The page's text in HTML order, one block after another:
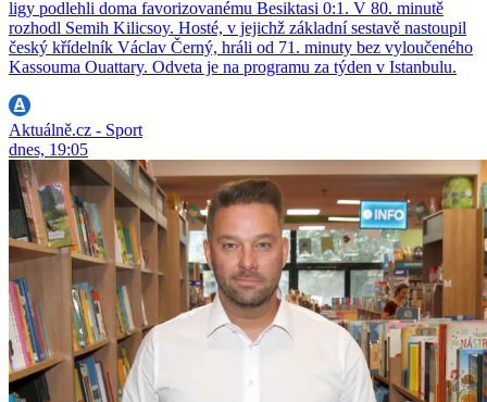
ligy podlehli doma favorizovanému Besiktasi 0:1. V 80. minutě
rozhodl Semih Kilicsoy. Hosté, v jejichž základní sestavě nastoupil
český křídelník Václav Černý, hráli od 71. minuty bez vyloučeného
Kassouma Ouattary. Odveta je na programu za týden v Istanbulu.
Aktuálně.cz - Sport
dnes, 19:05